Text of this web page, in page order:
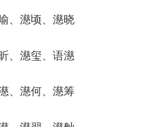
、濨顷、濨晓
、濨玺、语濨
、濨何、濨筹